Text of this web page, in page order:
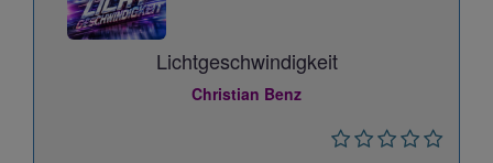
Lichtgeschwindigkeit
Christian Benz